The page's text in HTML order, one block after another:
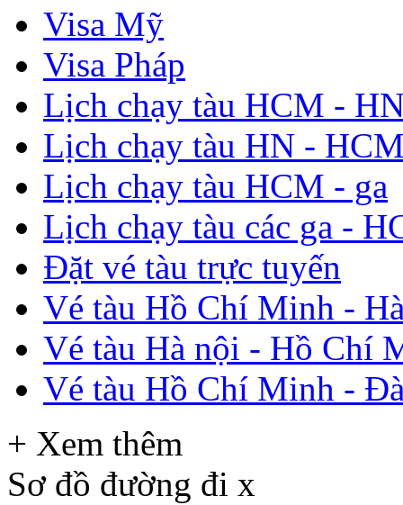
Visa Mỹ
Visa Pháp
Lịch chạy tàu HCM -
Lịch chạy tàu HN -
Lịch chạy tàu HCM - ga
Lịch chạy tàu các ga -
Đặt vé tàu trực tuyến
Vé tàu Hồ Chí Minh -
Vé tàu Hà nội - Hồ Chí
Vé tàu Hồ Chí Minh -
+ Xem thêm
Sơ đồ đường đi x